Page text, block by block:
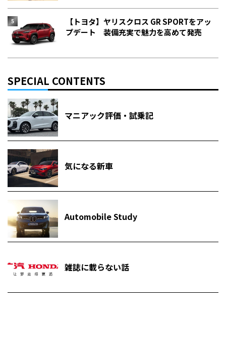
【トヨタ】ヤリスクロス GR SPORTをアッ
プデート 装備充実で魅力を高めて発売
SPECIAL CONTENTS
マニアック評価・試乗記
気になる新車
Automobile Study
雑誌に載らない話